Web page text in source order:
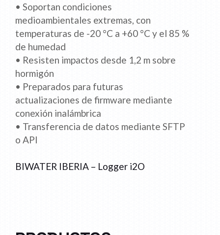
• Soportan condiciones
medioambientales extremas, con
temperaturas de -20 °C a +60 °C y el 85 %
de humedad
• Resisten impactos desde 1,2 m sobre
hormigón
• Preparados para futuras
actualizaciones de firmware mediante
conexión inalámbrica
• Transferencia de datos mediante SFTP
o API
BIWATER IBERIA – Logger i2O